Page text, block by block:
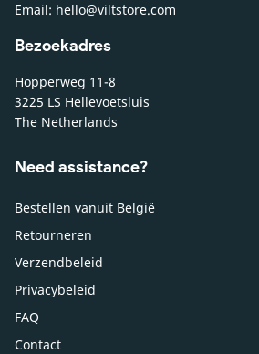
Email: hello@viltstore.com
Bezoekadres
Hopperweg 11-8
3225 LS Hellevoetsluis
The Netherlands
Need assistance?
Bestellen vanuit België
Retourneren
Verzendbeleid
Privacybeleid
FAQ
Contact